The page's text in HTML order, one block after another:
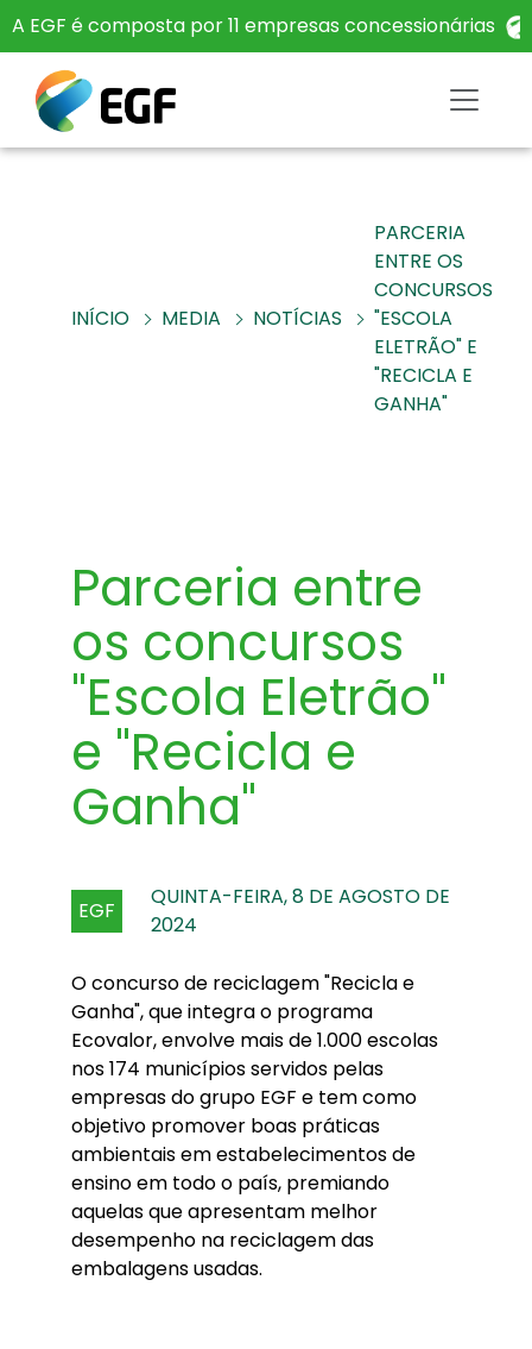
A EGF é composta por 11 empresas concessionárias
INÍCIO MEDIA NOTÍCIAS
PARCERIA
ENTRE OS
CONCURSOS
"ESCOLA
ELETRÃO" E
"RECICLA E
GANHA"
Parceria entre
os concursos
"Escola Eletrão"
e "Recicla e
Ganha"
EGF
QUINTA-FEIRA, 8 DE AGOSTO DE
2024
O concurso de reciclagem "Recicla e
Ganha", que integra o programa
Ecovalor, envolve mais de 1.000 escolas
nos 174 municípios servidos pelas
empresas do grupo EGF e tem como
objetivo promover boas práticas
ambientais em estabelecimentos de
ensino em todo o país, premiando
aquelas que apresentam melhor
desempenho na reciclagem das
embalagens usadas.